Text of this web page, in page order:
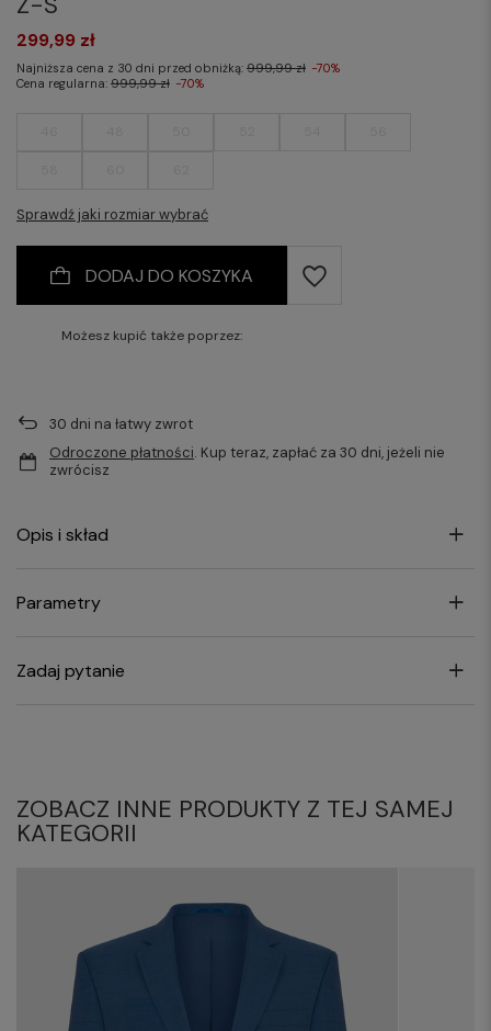
Sprawdź jaki rozmiar wybrać
299,99 zł
Najniższa cena z 30 dni przed obniżką: 999,99 zł -70%
Cena regularna: 999,99 zł -70%
DODAJ DO KOSZYKA
Możesz kupić także poprzez:
30 dni na łatwy zwrot
Odroczone płatności. Kup teraz, zapłać za 30 dni, jeżeli nie
zwrócisz
Opis i skład
Parametry
Zadaj pytanie
ZOBACZ INNE PRODUKTY Z TEJ SAMEJ
KATEGORII